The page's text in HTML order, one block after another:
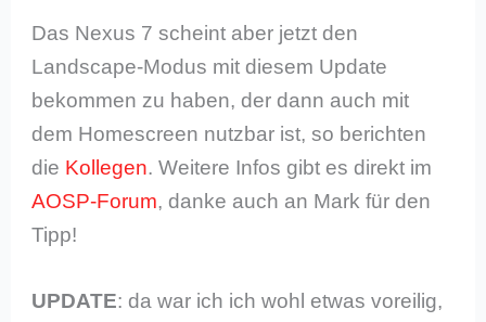
Das Nexus 7 scheint aber jetzt den
Landscape-Modus mit diesem Update
bekommen zu haben, der dann auch mit
dem Homescreen nutzbar ist, so berichten
die Kollegen. Weitere Infos gibt es direkt im
AOSP-Forum, danke auch an Mark für den
Tipp!
UPDATE: da war ich ich wohl etwas voreilig,